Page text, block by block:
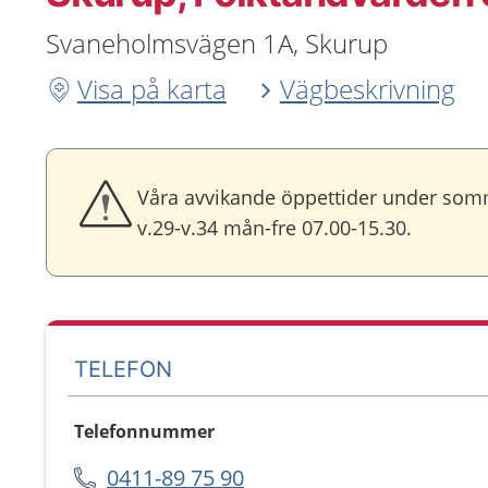
Svaneholmsvägen 1A, Skurup
Visa på karta
Vägbeskrivning
Våra avvikande öppettider under
v.29-v.34 mån-fre 07.00-15.30.
TELEFON
Telefonnummer
0411-89 75 90